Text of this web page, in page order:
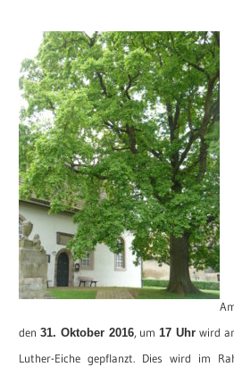
den31. Oktober 2016, um 17 Uhr wird
Luther-Eiche gepflanzt. Dies wird im